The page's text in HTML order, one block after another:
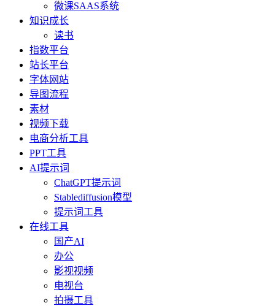
微课SAAS系统
知识成长
读书
指数平台
站长平台
字体网站
导图流程
素材
视频下载
电商分析工具
PPT工具
AI提示词
ChatGPT提示词
Stablediffusion模型
提示词工具
在线工具
国产AI
办公
影视视频
电视台
拍摄工具